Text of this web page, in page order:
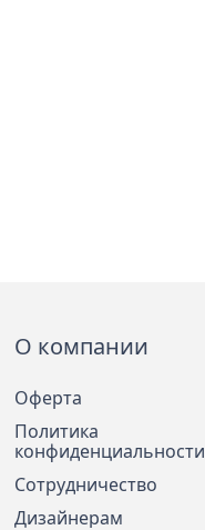
О компании
Оферта
Политика
конфиденциальности
Сотрудничество
Дизайнерам